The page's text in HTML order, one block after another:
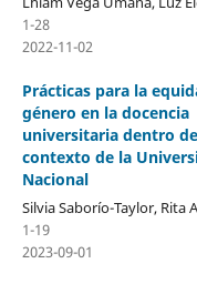
1-28
2022-11-02
Prácticas para la
género en la docencia
universitaria dentro
contexto de la
Nacional
Silvia Saborío-Taylor,
1-19
2023-09-01